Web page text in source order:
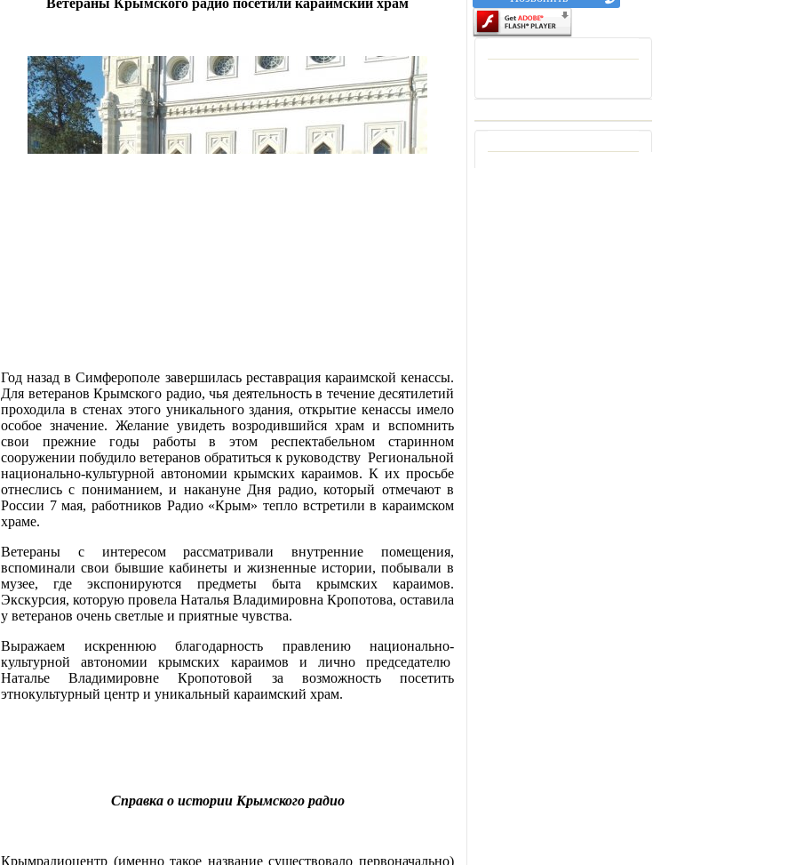
Ветераны Крымского радио посетили караимский храм
Год назад в Симферополе завершилась реставрация караимской кенассы.
Для ветеранов Крымского радио, чья деятельность в течение десятилетий
проходила в стенах этого уникального здания, открытие кенассы имело
особое значение. Желание увидеть возродившийся храм и вспомнить
свои прежние годы работы в этом респектабельном старинном
сооружении побудило ветеранов обратиться к руководству Региональной
национально-культурной автономии крымских караимов. К их просьбе
отнеслись с пониманием, и накануне Дня радио, который отмечают в
России 7 мая, работников Радио «Крым» тепло встретили в караимском
храме.
Ветераны с интересом рассматривали внутренние помещения,
вспоминали свои бывшие кабинеты и жизненные истории, побывали в
музее, где экспонируются предметы быта крымских караимов.
Экскурсия, которую провела Наталья Владимировна Кропотова, оставила
у ветеранов очень светлые и приятные чувства.
Выражаем искреннюю благодарность правлению национально-
культурной автономии крымских караимов и лично председателю
Наталье Владимировне Кропотовой за возможность посетить
этнокультурный центр и уникальный караимский храм.
Справка о истории Крымского радио
Крымрадиоцентр (именно такое название существовало первоначально)